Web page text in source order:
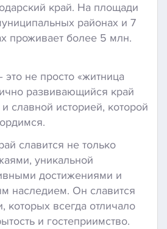
край. На площади
районах и 7
проживает более 5 млн.
не просто «житница
развивающийся край
славной историей, которой
славится не только
уникальной
достижениями и
наследием. Он славится
которых всегда отличало
и гостеприимство.